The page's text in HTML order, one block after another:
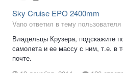
Sky Cruise EPO 2400mm
Vano ответил в тему пользователя
Владельцы Крузера, подскажите
самолета и ее массу с ним, т.е. в
почте.